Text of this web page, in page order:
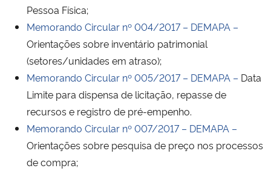
Pessoa Física;
Memorando Circular nº 004/2017 – DEMAPA –
Orientações sobre inventário patrimonial
(setores/unidades em atraso);
Memorando Circular nº 005/2017 – DEMAPA – Data
Limite para dispensa de licitação, repasse de
recursos e registro de pré-empenho.
Memorando Circular nº 007/2017 – DEMAPA –
Orientações sobre pesquisa de preço nos processos
de compra;